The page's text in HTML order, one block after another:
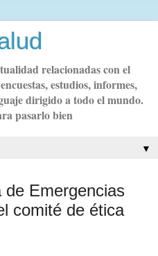
relacionadas con el
estudios, informes,
dirigido a todo el mundo.
pasarlo bien
▼
de Emergencias
comité de ética